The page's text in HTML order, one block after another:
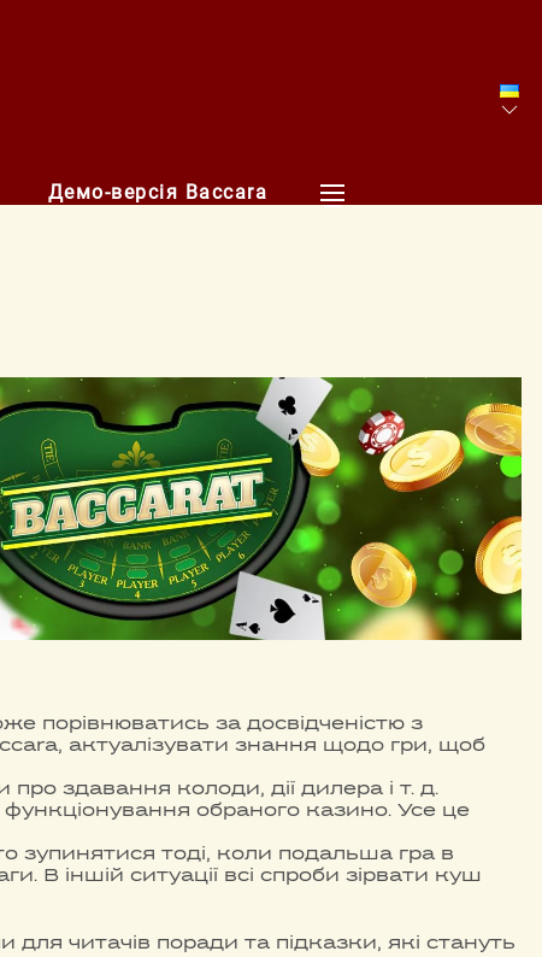
Демо-версія Baccara
порівнюватись за досвідченістю з
актуалізувати знання щодо гри, щоб
здавання колоди, дії дилера і т. д.
обраного казино. Усе це
зупинятися тоді, коли подальша гра в
В іншій ситуації всі спроби зірвати куш
читачів поради та підказки, які стануть